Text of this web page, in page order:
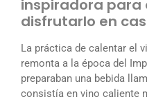
inspiradora para
disfrutarlo en
La práctica de calentar el
remonta a la época del
preparaban una bebida
consistía en vino caliente